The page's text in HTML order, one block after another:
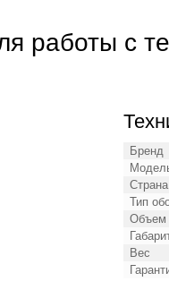
работы с
Бренд
Тип
Объем
Вес